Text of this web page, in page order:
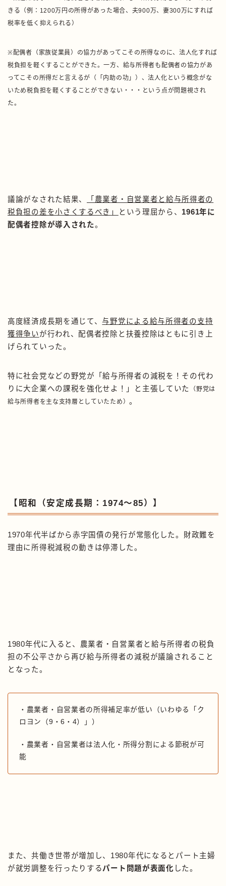
きる（例：1200万円の所得があった場合、夫900万、妻300万にすれば
税率を低く抑えられる）
※配偶者（家族従業員）の協力があってこその所得なのに、法人化すれば
税負担を軽くすることができた。一方、給与所得者も配偶者の協力があ
ってこその所得だと言えるが（「内助の功」）、法人化という概念がな
いため税負担を軽くすることができない・・・という点が問題視され
た。
議論がなされた結果、
「農業者・自営業者と給与所得者の
税負担の差を小さくするべき」
という理屈から、 1961年に
配偶者控除が導入された。
高度経済成長期を通じて、与野党による給与所得者の支持
獲得争いが行われ、配偶者控除と扶養控除はともに引き上
げられていった。
特に社会党などの野党が「給与所得者の減税を！その代わ
りに大企業への課税を強化せよ！」と主張していた
（野党は
給与所得者を主な支持層としていたため）。
【昭和（安定成長期：1974〜85）】
1970年代半ばから赤字国債の発行が常態化した。財政難を
理由に所得税減税の動きは停滞した。
1980年代に入ると、農業者・自営業者と給与所得者の税負
担の不公平さから再び給与所得者の減税が議論されること
となった。
・農業者・自営業者の所得補足率が低い（いわゆる「ク
ロヨン（9・6・4）」）
・農業者・自営業者は法人化・所得分割による節税が可
能
また、共働き世帯が増加し、1980年代になるとパート主婦
が就労調整を行ったりするパート問題が表面化 した。